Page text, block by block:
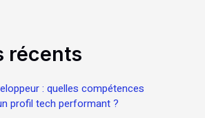
récents
: quelles compétences
profil tech performant ?